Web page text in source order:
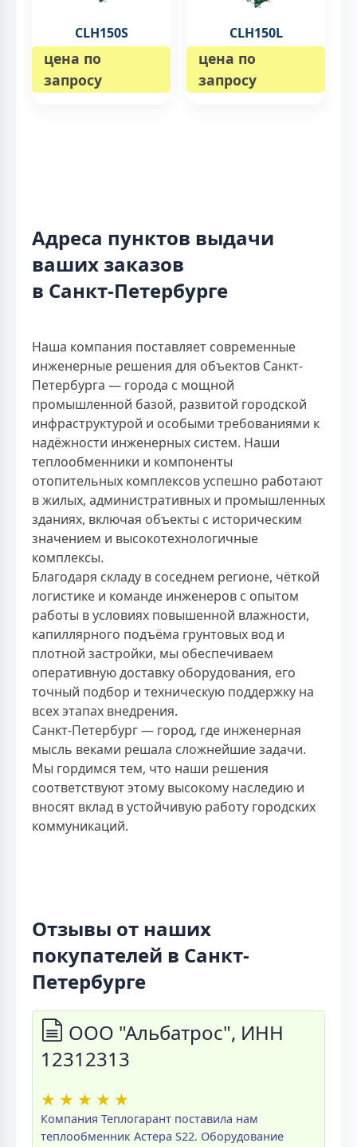
CLH150S
цена по
запросу
CLH150L
цена по
запросу
Адреса пунктов выдачи
ваших заказов
в Санкт-Петербурге
Наша компания поставляет современные
инженерные решения для объектов Санкт-
Петербурга — города с мощной
промышленной базой, развитой городской
инфраструктурой и особыми требованиями к
надёжности инженерных систем. Наши
теплообменники и компоненты
отопительных комплексов успешно работают
в жилых, административных и промышленных
зданиях, включая объекты с историческим
значением и высокотехнологичные
комплексы.
Благодаря складу в соседнем регионе, чёткой
логистике и команде инженеров с опытом
работы в условиях повышенной влажности,
капиллярного подъёма грунтовых вод и
плотной застройки, мы обеспечиваем
оперативную доставку оборудования, его
точный подбор и техническую поддержку на
всех этапах внедрения.
Санкт-Петербург — город, где инженерная
мысль веками решала сложнейшие задачи.
Мы гордимся тем, что наши решения
соответствуют этому высокому наследию и
вносят вклад в устойчивую работу городских
коммуникаций.
Отзывы от наших
покупателей в Санкт-
Петербурге
ООО "Альбатрос", ИНН
12312313
★ ★ ★ ★ ★
Компания Теплогарант поставила нам
теплообменник Астера S22. Оборудование